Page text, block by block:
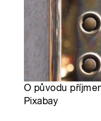
O původu
Pixabay